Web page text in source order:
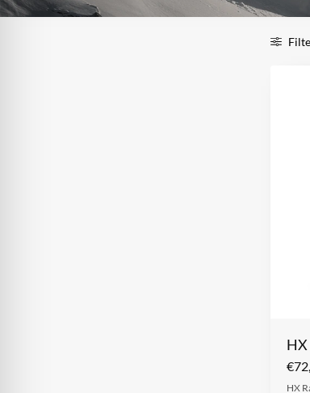
HX
€
HX